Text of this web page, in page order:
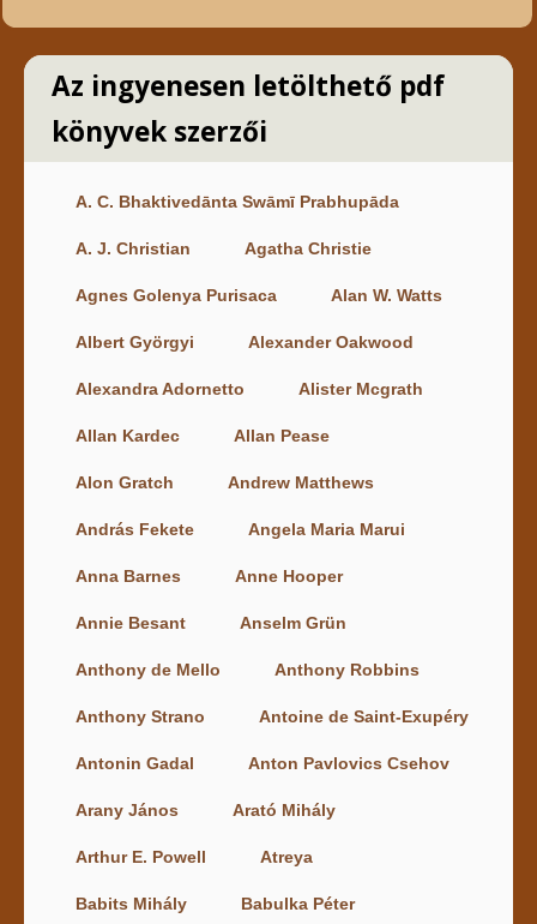
Az ingyenesen letölthető pdf
könyvek szerzői
A. C. Bhaktivedānta Swāmī Prabhupāda
A. J. Christian Agatha Christie
Agnes Golenya Purisaca Alan W. Watts
Albert Györgyi Alexander Oakwood
Alexandra Adornetto Alister Mcgrath
Allan Kardec Allan Pease
Alon Gratch Andrew Matthews
András Fekete Angela Maria Marui
Anna Barnes Anne Hooper
Annie Besant Anselm Grün
Anthony de Mello Anthony Robbins
Anthony Strano Antoine de Saint-Exupéry
Antonin Gadal Anton Pavlovics Csehov
Arany János Arató Mihály
Arthur E. Powell Atreya
Babits Mihály Babulka Péter